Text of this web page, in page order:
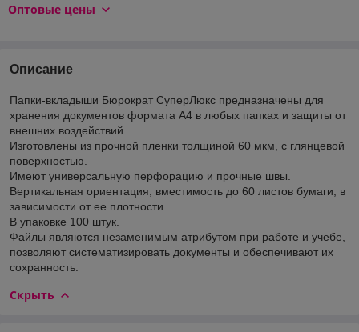
Оптовые цены
Описание
Папки-вкладыши Бюрократ СуперЛюкс предназначены для
хранения документов формата А4 в любых папках и защиты от
внешних воздействий.
Изготовлены из прочной пленки толщиной 60 мкм, с глянцевой
поверхностью.
Имеют универсальную перфорацию и прочные швы.
Вертикальная ориентация, вместимость до 60 листов бумаги, в
зависимости от ее плотности.
В упаковке 100 штук.
Файлы являются незаменимым атрибутом при работе и учебе,
позволяют систематизировать документы и обеспечивают их
сохранность.
Скрыть